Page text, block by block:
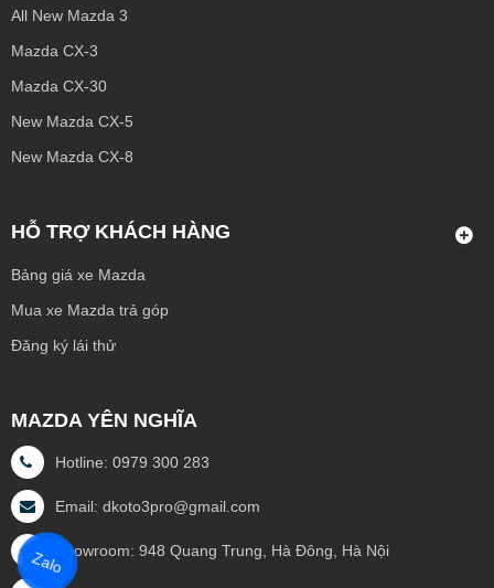
All New Mazda 3
Mazda CX-3
Mazda CX-30
New Mazda CX-5
New Mazda CX-8
HỖ TRỢ KHÁCH HÀNG
Bảng giá xe Mazda
Mua xe Mazda trả góp
Đăng ký lái thử
MAZDA YÊN NGHĨA
Hotline: 0979 300 283
Email: dkoto3pro@gmail.com
Showroom: 948 Quang Trung, Hà Đông, Hà Nội
Zalo